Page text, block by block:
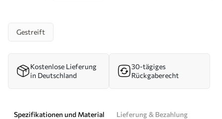
Gestreift
Kostenlose Lieferung
in Deutschland
30-tägiges
Rückgaberecht
Spezifikationen und Material
Lieferung & Bezahlung